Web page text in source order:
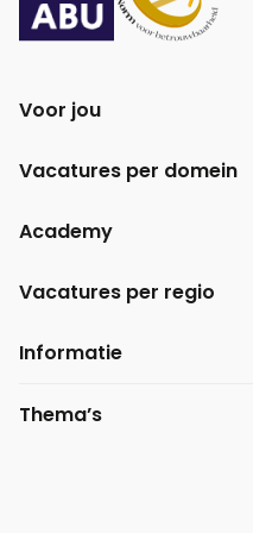
Voor jou
Vacatures per domein
Academy
Vacatures per regio
Informatie
Thema’s